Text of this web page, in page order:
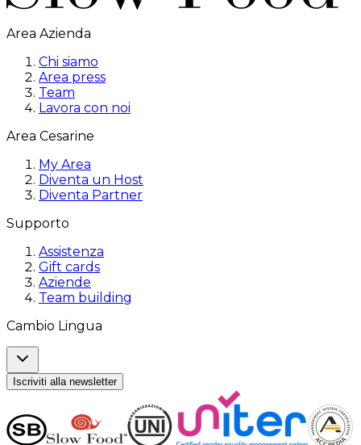
Area Azienda
Chi siamo
Area press
Team
Lavora con noi
Area Cesarine
My Area
Diventa un Host
Diventa Partner
Supporto
Assistenza
Gift cards
Aziende
Team building
Cambio Lingua
Iscriviti alla newsletter